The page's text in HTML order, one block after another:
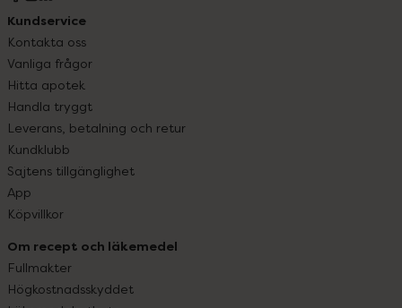
Kundservice
Kontakta oss
Vanliga frågor
Hitta apotek
Handla tryggt
Leverans, betalning och retur
Kundklubb
Sajtens tillgänglighet
App
Köpvillkor
Om recept och läkemedel
Fullmakter
Högkostnadsskyddet